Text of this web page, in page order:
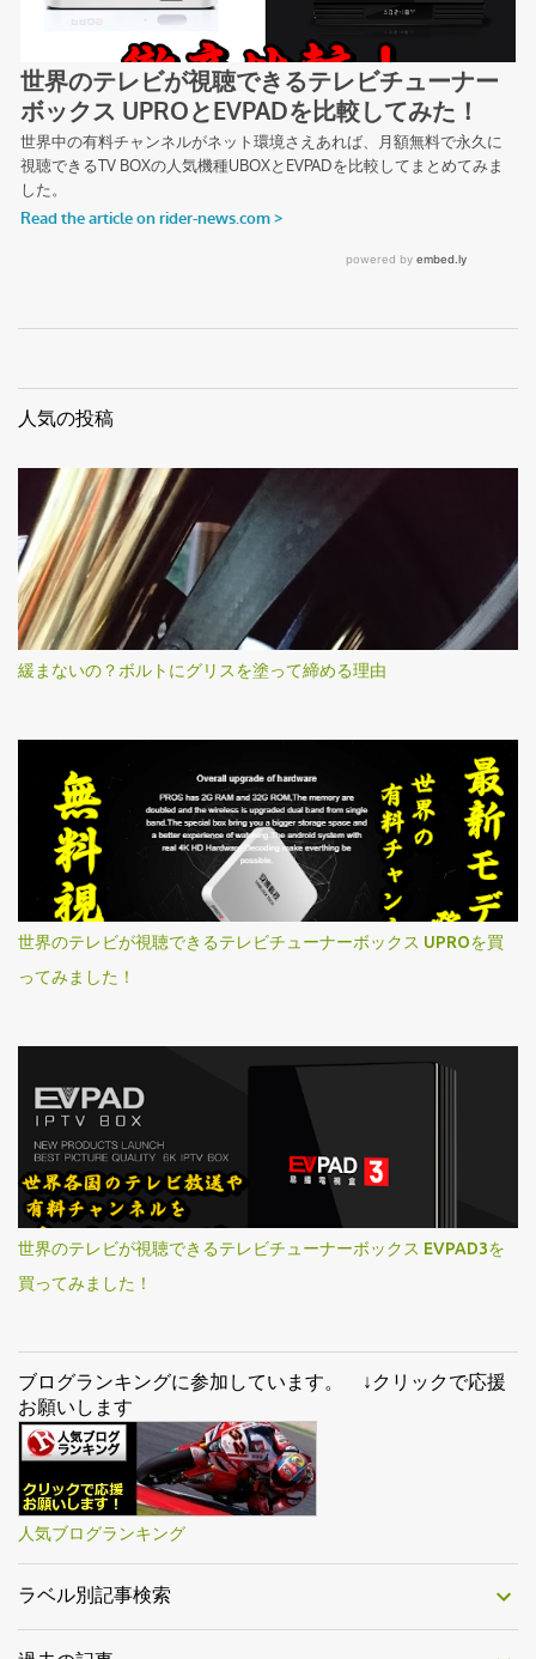
人気の投稿
緩まないの？ボルトにグリスを塗って締める理由
世界のテレビが視聴できるテレビチューナーボックス UPROを買
ってみました！
世界のテレビが視聴できるテレビチューナーボックス EVPAD3を
買ってみました！
ブログランキングに参加しています。 ↓クリックで応援
お願いします
人気ブログランキング
ラベル別記事検索